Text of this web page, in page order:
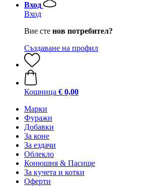
Вход
Вход
Вие сте нов потребител?
Създаване на профил
Кошница € 0,00
Марки
Фуражи
Добавки
За коне
За ездачи
Облекло
Конюшня & Пасище
За кучета и котки
Оферти